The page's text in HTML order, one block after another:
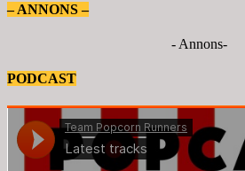
– ANNONS –
- Annons-
PODCAST